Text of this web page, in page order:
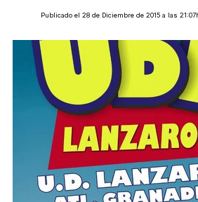
Publicado el 28 de Diciembre de 2015 a las